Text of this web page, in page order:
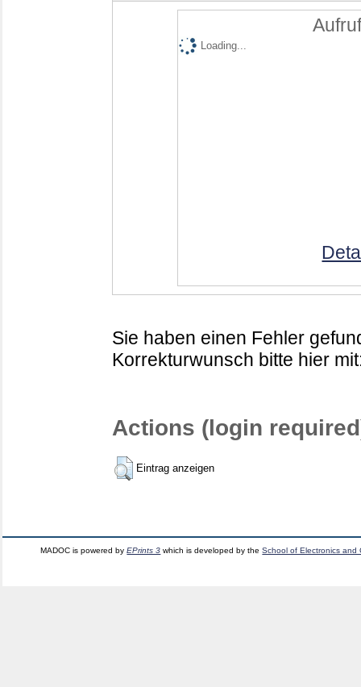
Loading...
Sie haben einen Fehler
Korrekturwunsch bitte hier
Actions (login
Eintrag anzeigen
MADOC is powered byEPrints 3 which is developed by theSchool of Electronics and